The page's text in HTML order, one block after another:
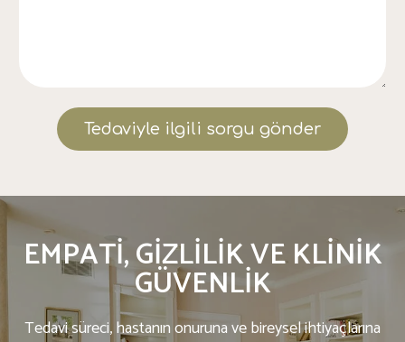
Tedaviyle ilgili sorgu gönder
EMPATI, GIZLILIK VE KLINIK
GÜVENLIK
Tedavi süreci, hastanın onuruna ve bireysel ihtiyaçlarına